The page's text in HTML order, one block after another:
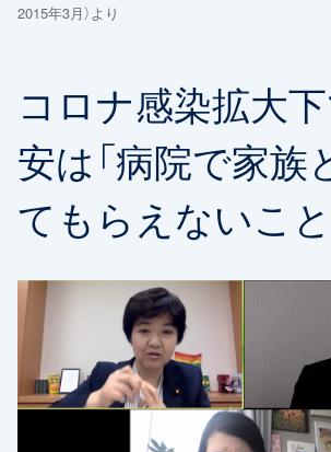
2015年3月）より
コロナ感染拡大
安は「病院で家族
てもらえないこと